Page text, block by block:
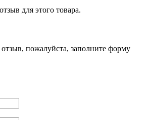
для этого товара.
пожалуйста, заполните форму